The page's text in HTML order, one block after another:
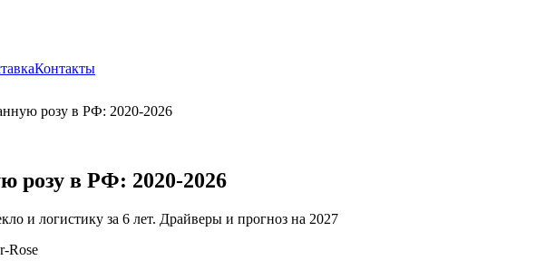
Контакты
розу в РФ: 2020-2026
розу в РФ: 2020-2026
и логистику за 6 лет. Драйверы и прогноз на 2027
Rose